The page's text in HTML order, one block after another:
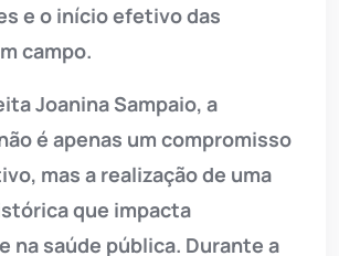
e o início efetivo das
campo.
Joanina Sampaio, a
é apenas um compromisso
mas a realização de uma
que impacta
na saúde pública. Durante a